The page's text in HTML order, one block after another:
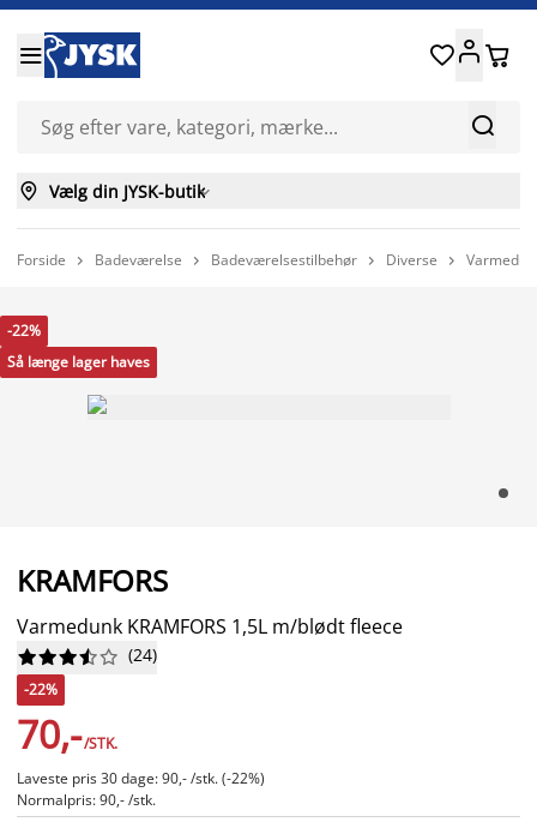


 
 Vælg din JYSK-butik
Forside  Badeværelse  Badeværelsestilbehør  Diverse 
-22%
Så længe lager haves
KRAMFORS
Varmedunk KRAMFORS 1,5L m/blødt fleece





 (24)
-22%
70,-/STK.
Laveste pris 30 dage: 90,- /stk. (-22%)
Normalpris: 90,- /stk.